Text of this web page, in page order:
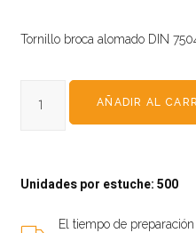
Tornillo broca alomado DIN
AÑADIR AL
Unidades por estuche: 500
El tiempo de